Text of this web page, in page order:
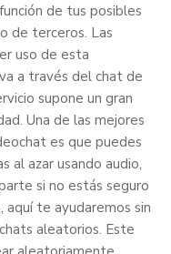
de tus posibles
de terceros. Las
uso de esta
a través del chat de
supone un gran
Una de las mejores
es que puedes
al azar usando audio,
si no estás seguro
te ayudaremos sin
aleatorios. Este